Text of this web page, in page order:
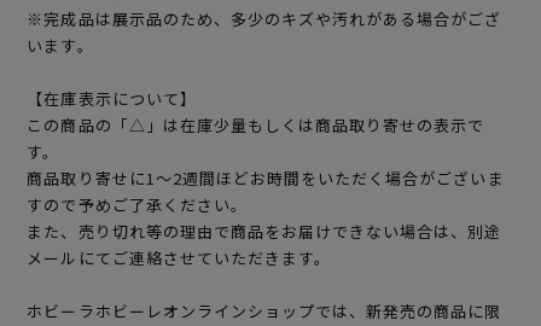
※完成品は展示品のため、多少のキズや汚れがある場合がござ
います。
【在庫表示について】
この商品の「△」は在庫少量もしくは商品取り寄せの表示で
す。
商品取り寄せに1～2週間ほどお時間をいただく場合がございま
すので予めご了承ください。
また、売り切れ等の理由で商品をお届けできない場合は、別途
メールにてご連絡させていただきます。
ホビーラホビーレオンラインショップでは、新発売の商品に限